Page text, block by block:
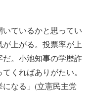
いているかと思ってい
上がる。投票率が上
。小池知事の学歴詐
くればありがたい。
なる」(立憲民主党